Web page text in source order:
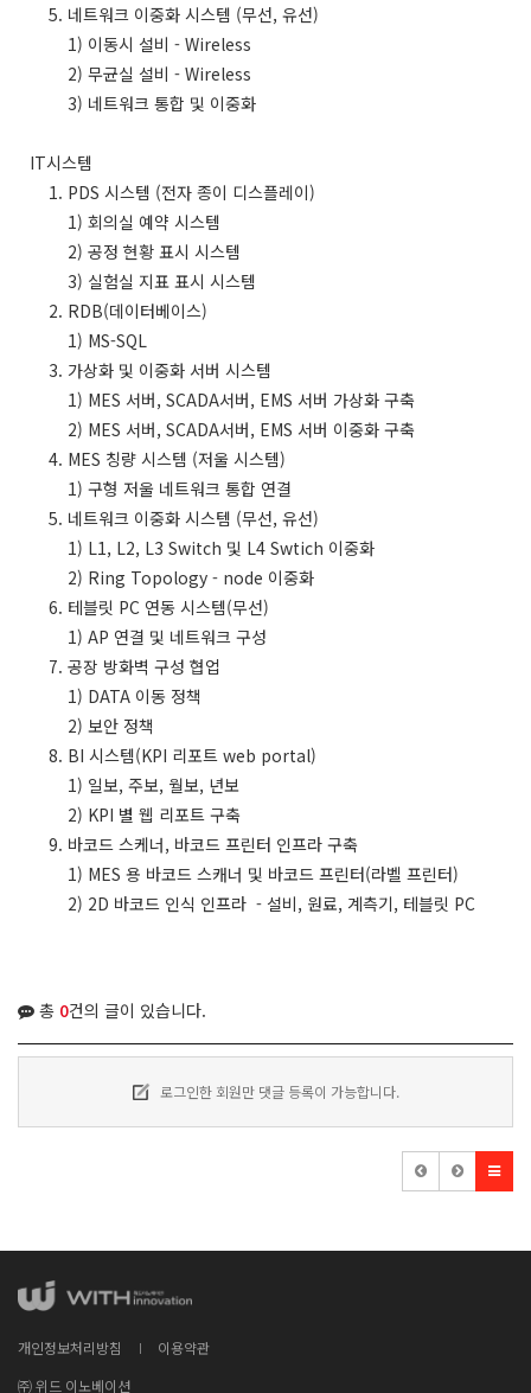
5. 네트워크 이중화 시스템 (무선, 유선)
1) 이동시 설비 - Wireless
2) 무균실 설비 - Wireless
3) 네트워크 통합 및 이중화
IT시스템
1. PDS 시스템 (전자 종이 디스플레이)
1) 회의실 예약 시스템
2) 공정 현황 표시 시스템
3) 실험실 지표 표시 시스템
2. RDB(데이터베이스)
1) MS-SQL
3. 가상화 및 이중화 서버 시스템
1) MES 서버, SCADA서버, EMS 서버 가상화 구축
2) MES 서버, SCADA서버, EMS 서버 이중화 구축
4. MES 칭량 시스템 (저울 시스템)
1) 구형 저울 네트워크 통합 연결
5. 네트워크 이중화 시스템 (무선, 유선)
1) L1, L2, L3 Switch 및 L4 Swtich 이중화
2) Ring Topology - node 이중화
6. 테블릿 PC 연동 시스템(무선)
1) AP 연결 및 네트워크 구성
7. 공장 방화벽 구성 협업
1) DATA 이동 정책
2) 보안 정책
8. BI 시스템(KPI 리포트 web portal)
1) 일보, 주보, 월보, 년보
2) KPI 별 웹 리포트 구축
9. 바코드 스케너, 바코드 프린터 인프라 구축
1) MES 용 바코드 스캐너 및 바코드 프린터(라벨 프린터)
2) 2D 바코드 인식 인프라 - 설비, 원료, 계측기, 테블릿 PC
총 0건의 글이 있습니다.
로그인한 회원만 댓글 등록이 가능합니다.
개인정보처리방침
이용약관
㈜ 위드 이노베이션